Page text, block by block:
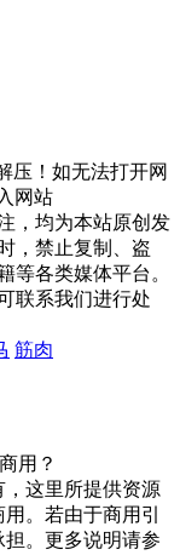
压！如无法打开网
网站
，均为本站原创发
，禁止复制、盗
等各类媒体平台。
联系我们进行处
筋肉
用？
这里所提供资源
。若由于商用引
。更多说明请参